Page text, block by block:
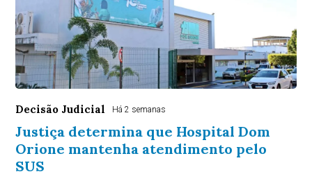
Decisão Judicial Há 2 semanas
Justiça determina que Hospital Dom
Orione mantenha atendimento pelo
SUS